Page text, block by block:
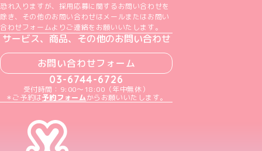
恐れ入りますが、採用応募に関するお問い合わせを
除き、その他のお問い合わせはメールまたはお問い
合わせフォームよりご連絡をお願いいたします。
サービス、商品、その他のお問い合わせ
お問い合わせフォーム
03-6744-6726
受付時間：9:00～18:00（年中無休）
＊ご予約は予約フォームからお願いいたします。